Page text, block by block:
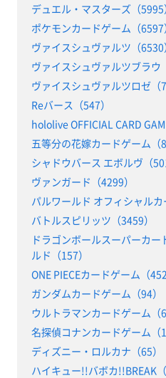
デュエル・マスターズ（5995
ポケモンカードゲーム（6597
ヴァイスシュヴァルツ（6530
ヴァイスシュヴァルツブラウ
ヴァイスシュヴァルツロゼ（
Reバース（547）
hololive OFFICIAL CARD
五等分の花嫁カードゲーム（
シャドウバース エボルヴ（
ヴァンガード（4299）
パルワールド オフィシャルカ
バトルスピリッツ（3459）
ドラゴンボールスーパーカ
ルド（157）
ONE PIECEカードゲーム（452
ガンダムカードゲーム（94）
ウルトラマンカードゲーム（
名探偵コナンカードゲーム（
ディズニー・ロルカナ（65）
ハイキュー!!バボカ!!BREAK（